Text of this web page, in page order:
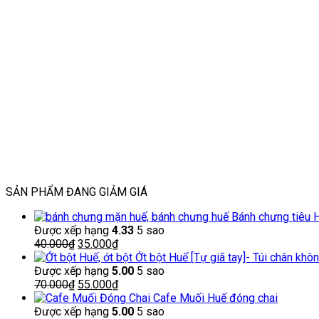
SẢN PHẨM ĐANG GIẢM GIÁ
Bánh chưng tiêu
Được xếp hạng 4.33 5 sao
40.000₫ Giá
gốc
là:
40.000₫.
35.000₫Giá
hiện
tại
là:
35.000₫.
Ớt bột Huế [Tự giã tay]- Túi chân
Được xếp hạng 5.00 5 sao
70.000₫ Giá
gốc
là:
55.000₫Giá
hiện
tại
Cafe Muối Huế đóng chai
Được xếp hạng 5.00 5 sao